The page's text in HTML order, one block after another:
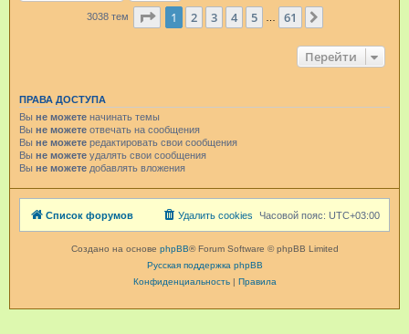
3038 тем Страница из 61
1 2 3 4 5 61
Перейти
ПРАВА ДОСТУПА
Вы не можете начинать темы
Вы не можете отвечать на сообщения
Вы не можете редактировать свои сообщения
Вы не можете удалять свои сообщения
Вы не можете добавлять вложения
Список форумов Часовой пояс: UTC+03:00
Удалить cookies
Создано на основе phpBB® Forum Software © phpBB Limited
Русская поддержка phpBB
Конфиденциальность| Правила